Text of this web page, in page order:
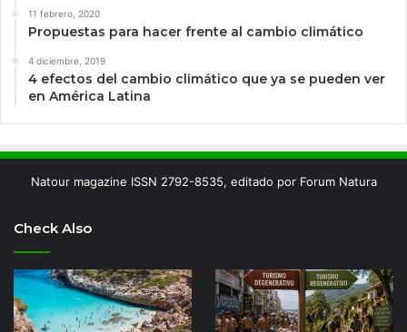
11 febrero, 2020
Propuestas para hacer frente al cambio climático
4 diciembre, 2019
4 efectos del cambio climático que ya se pueden ver
en América Latina
Natour magazine ISSN 2792-8535, editado por Forum Natura
Check Also